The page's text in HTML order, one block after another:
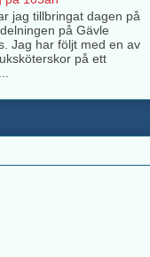
jag tillbringat dagen på
på Gävle
Jag har följt med en av
på ett